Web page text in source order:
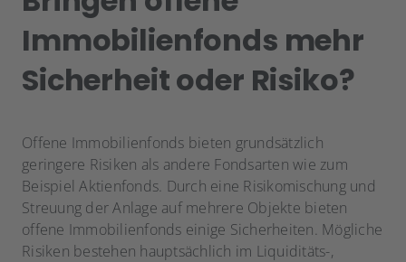
Immobilienfonds mehr
Sicherheit oder Risiko?
Offene Immobilienfonds bieten grundsätzlich
geringere Risiken als andere Fondsarten wie zum
Beispiel Aktienfonds. Durch eine Risikomischung und
Streuung der Anlage auf mehrere Objekte bieten
offene Immobilienfonds einige Sicherheiten. Mögliche
Risiken bestehen hauptsächlich im Liquiditäts-,